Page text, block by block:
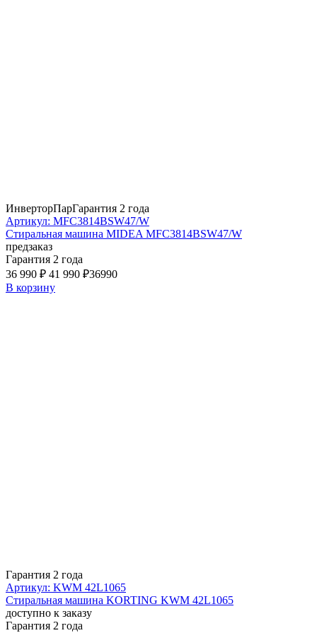
ИнверторПарГарантия 2 года
Артикул: MFC3814BSW47/W
Стиральная машина MIDEA MFC3814BSW47/W
предзаказ
Гарантия 2 года
36 990 ₽ 41 990 ₽36990
В корзину
Гарантия 2 года
Артикул: KWM 42L1065
Стиральная машина KORTING KWM 42L1065
доступно к заказу
Гарантия 2 года